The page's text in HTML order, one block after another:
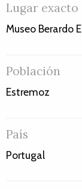
Lugar
Museo Berardo
Población
Estremoz
País
Portugal